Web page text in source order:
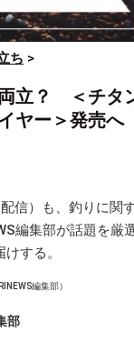
ち >
立？ ＜チタ
ヤー＞発売へ
信）も、釣りに関
編集部が話題を厳
する。
編集部）
部